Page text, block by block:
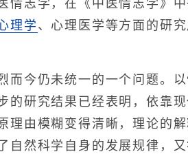
志学，在《中医情志学》
理学 、心理医学等方面的研
今仍未统一的一个问题。以
研究结果已经表明，依靠
由模糊变得清晰，理论的
然科学自身的发展规律，